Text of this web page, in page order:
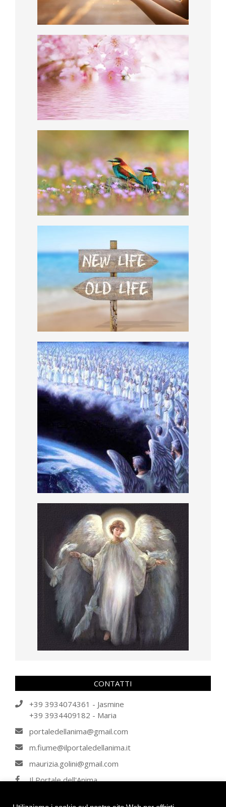
CONTATTI
+39 3934074361 - Jasmine
+39 3934409182 - Maria
portaledellanima@gmail.com
m.fiume@ilportaledellanima.it
maurizia.golini@gmail.com
Il Portale dell'Anima